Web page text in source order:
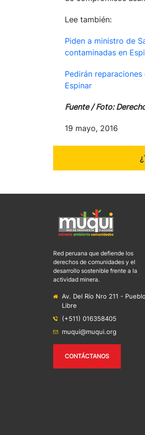
Lee también:
Piden a ministro de
contaminadas en
Pedirán
Espinar
Fuente / Foto:
19 mayo, 2016
Red peruana que defiende los
derechos de comunidades y el
desarrollo sostenible frente a la
actividad minera.
Av. Del Río Nro 211 - Pueblo
Libre
(+511) 016358405
muqui@muqui.org
CONTÁCTANOS